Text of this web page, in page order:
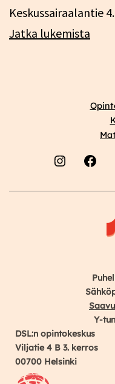
Keskussairaalantie
Jatka lukemista
6.10.
ja
Y-
DSL:n opintokeskus
Viljatie 4 B 3. kerros
00700 Helsinki